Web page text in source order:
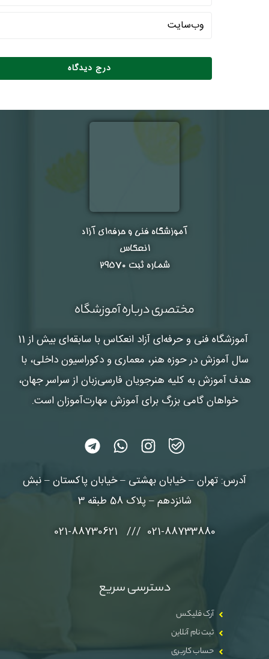
آموزشگاه فنی و حرفه‌ای آزاد
انعکاس
شماره ثبت ۲۹۵۷۰
مختصری درباره آموزشگاه
آموزشگاه فنی و حرفه‌ای آزاد انعکاس
با سابقه‌ای بیش از 11
سال آموزش در حوزه هنر، معماری و دکوراسیون داخلی، با
هدف آموزش به کلیه هنرجویان فارسی‌زبان از سراسر جهان،
خواهان گامی بزرگ برای آموزش مهارت‌آموزان است.
آدرس: تهران – خیابان بهشتی – خیابان پاکستان – نبش
شانزدهم – پلاک 58 طبقه 3
021-88733880 /// 021-88730621
دسترسی سریع
آرک فلیکس
ثبت نام آنلاین
حساب کاربری